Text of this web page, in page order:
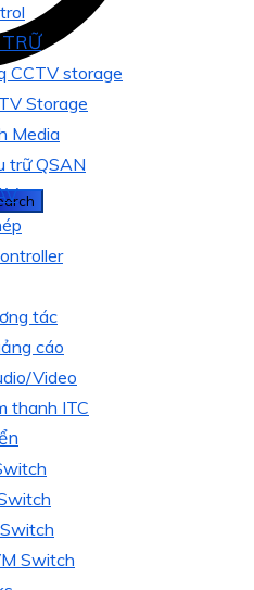
CCTV storage
Storage
Media
trữ QSAN
tác
cáo
Video
thanh ITC
Switch